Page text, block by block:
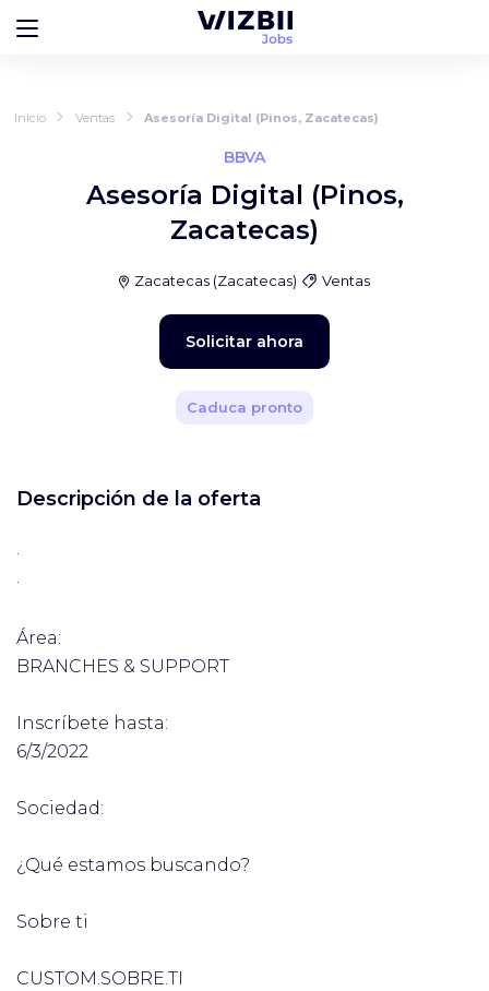
Inicio Ventas Asesoría Digital (Pinos, Zacatecas)
BBVA
Asesoría Digital (Pinos,
Zacatecas)
Zacatecas (Zacatecas) Ventas
Solicitar ahora
Caduca pronto
Descripción de la oferta
·
·
Área:
BRANCHES & SUPPORT
Inscríbete hasta:
6/3/2022
Sociedad:
¿Qué estamos buscando?
Sobre ti
CUSTOM.SOBRE.TI